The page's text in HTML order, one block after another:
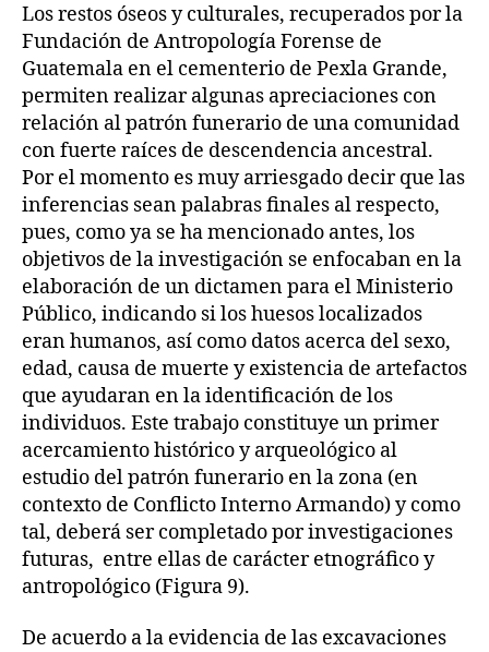
Los restos óseos y culturales, recuperados por la
Fundación de Antropología Forense de
Guatemala en el cementerio de Pexla Grande,
permiten realizar algunas apreciaciones con
relación al patrón funerario de una comunidad
con fuerte raíces de descendencia ancestral.
Por el momento es muy arriesgado decir que las
inferencias sean palabras finales al respecto,
pues, como ya se ha mencionado antes, los
objetivos de la investigación se enfocaban en la
elaboración de un dictamen para el Ministerio
Público, indicando si los huesos localizados
eran humanos, así como datos acerca del sexo,
edad, causa de muerte y existencia de artefactos
que ayudaran en la identificación de los
individuos. Este trabajo constituye un primer
acercamiento histórico y arqueológico al
estudio del patrón funerario en la zona (en
contexto de Conflicto Interno Armando) y como
tal, deberá ser completado por investigaciones
futuras, entre ellas de carácter etnográfico y
antropológico (Figura 9).
De acuerdo a la evidencia de las excavaciones